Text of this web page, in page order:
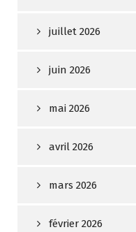
juillet 2026
juin 2026
mai 2026
avril 2026
mars 2026
février 2026